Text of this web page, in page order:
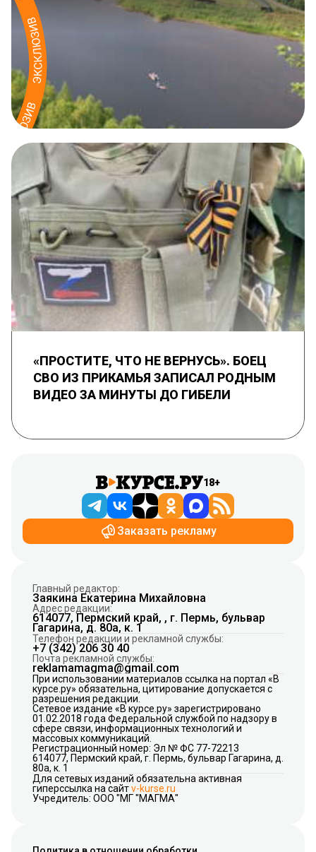
«ПРОСТИТЕ, ЧТО НЕ ВЕРНУСЬ». БОЕЦ
СВО ИЗ ПРИКАМЬЯ ЗАПИСАЛ РОДНЫМ
ВИДЕО ЗА МИНУТЫ ДО ГИБЕЛИ
18+
Заказать рекламу
Главный редактор:
Заякина Екатерина Михайловна
Адрес редакции:
614077, Пермский край, , г. Пермь, бульвар
Гагарина, д. 80а, к. 1
Телефон редакции и рекламной службы:
+7 (342) 206 30 40
Почта рекламной службы:
reklamamagma@gmail.com
При использовании материалов ссылка на портал «В
курсе.ру» обязательна, цитирование допускается с
разрешения редакции.
Сетевое издание «В курсе.ру» зарегистрировано
01.02.2018 года Федеральной службой по надзору в
сфере связи, информационных технологий и
массовых коммуникаций.
Регистрационный номер: Эл № ФС 77-72213
614077, Пермский край, г. Пермь, бульвар Гагарина, д.
80а, к. 1
Для сетевых изданий обязательна активная
гиперссылка на сайтv-kurse.ru
Учредитель: ООО "МГ "МАГМА"